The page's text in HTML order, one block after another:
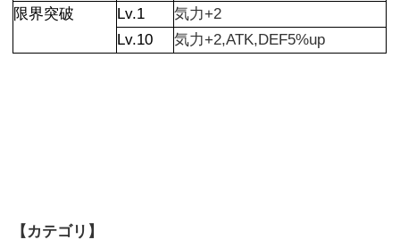
限界突破
Lv.1
気力+2
Lv.10
気力+2,ATK,DEF5%up
【カテゴリ】